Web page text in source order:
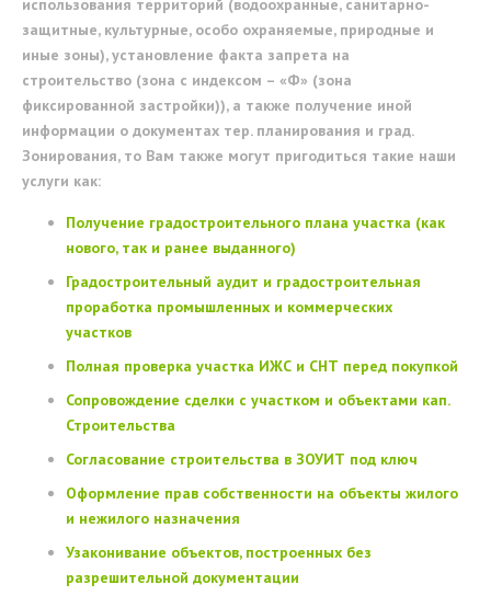
использования территорий (водоохранные, санитарно-
защитные, культурные, особо охраняемые, природные и
иные зоны), установление факта запрета на
строительство (зона с индексом – «Ф» (зона
фиксированной застройки)), а также получение иной
информации о документах тер. планирования и град.
Зонирования, то Вам также могут пригодиться такие наши
услуги как:
Получение градостроительного плана участка (как
нового, так и ранее выданного)
Градостроительный аудит и градостроительная
проработка промышленных и коммерческих
участков
Полная проверка участка ИЖС и СНТ перед покупкой
Сопровождение сделки с участком и объектами кап.
Строительства
Согласование строительства в ЗОУИТ под ключ
Оформление прав собственности на объекты жилого
и нежилого назначения
Узаконивание объектов, построенных без
разрешительной документации